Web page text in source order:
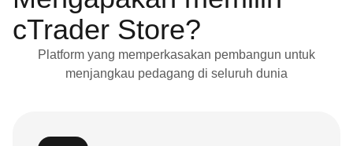
cTrader Store?
Platform yang memperkasakan pembangun untuk
menjangkau pedagang di seluruh dunia